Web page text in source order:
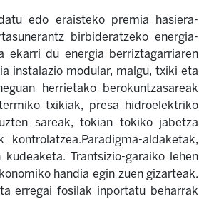
edo eraisteko premia hasiera-
birbideratzeko energia-
ekarri du energia berriztagarriaren
instalazio modular, malgu, txiki eta
herrietako berokuntzasareak
txikiak, presa hidroelektriko
sareak, tokian tokiko jabetza
aldaketak,
Trantsizio-garaiko lehen
handia egin zuen gizarteak.
erregai fosilak inportatu beharrak